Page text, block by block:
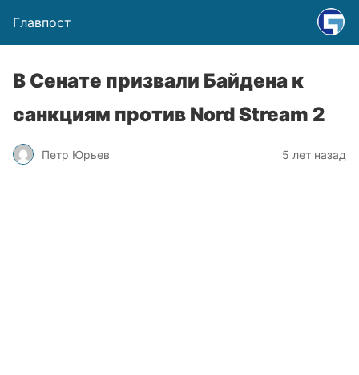
Главпост
В Сенате призвали Байдена к
санкциям против Nord Stream 2
Петр Юрьев 5 лет назад